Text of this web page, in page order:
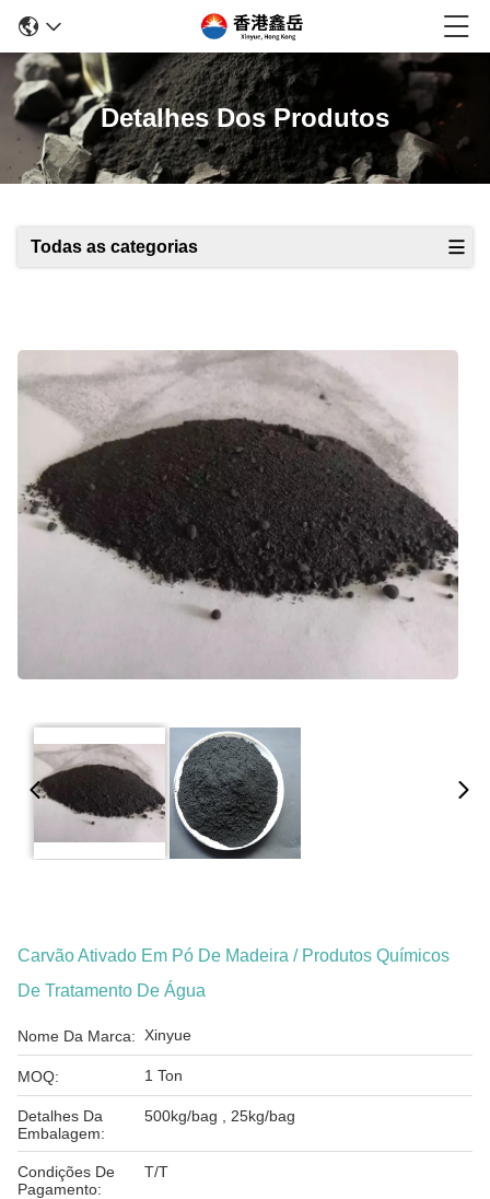
Detalhes Dos Produtos
Todas as categorias
Carvão Ativado Em Pó De Madeira / Produtos Químicos
De Tratamento De Água
Nome Da Marca: Xinyue
MOQ: 1 Ton
Detalhes Da
Embalagem:
500kg/bag , 25kg/bag
Condições De
Pagamento:
T/T